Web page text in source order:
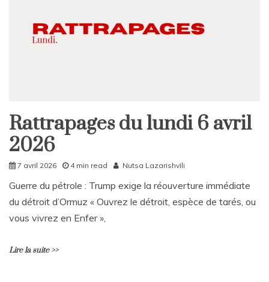
Rattrapages
Rattrapages
Rattrapages du lundi 6 avril
2026
7 avril 2026 4 min read Nutsa Lazarishvili
Guerre du pétrole : Trump exige la réouverture immédiate
du détroit d’Ormuz « Ouvrez le détroit, espèce de tarés, ou
vous vivrez en Enfer »,
Lire la suite >>